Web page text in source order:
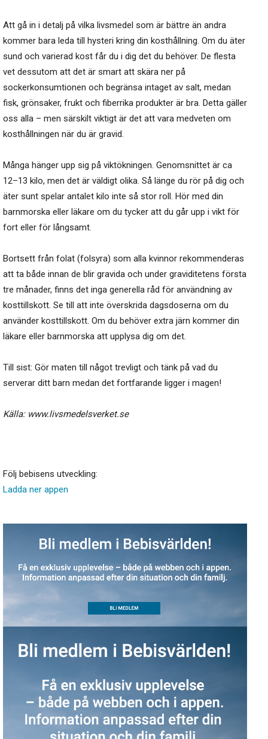
Att gå in i detalj på vilka livsmedel som är bättre än andra
kommer bara leda till hysteri kring din kosthållning. Om du äter
sund och varierad kost får du i dig det du behöver. De flesta
vet dessutom att det är smart att skära ner på
sockerkonsumtionen och begränsa intaget av salt, medan
fisk, grönsaker, frukt och fiberrika produkter är bra. Detta gäller
oss alla – men särskilt viktigt är det att vara medveten om
kosthållningen när du är gravid.
Många hänger upp sig på viktökningen. Genomsnittet är ca
12–13 kilo, men det är väldigt olika. Så länge du rör på dig och
äter sunt spelar antalet kilo inte så stor roll. Hör med din
barnmorska eller läkare om du tycker att du går upp i vikt för
fort eller för långsamt.
Bortsett från folat (folsyra) som alla kvinnor rekommenderas
att ta både innan de blir gravida och under graviditetens första
tre månader, finns det inga generella råd för användning av
kosttillskott. Se till att inte överskrida dagsdoserna om du
använder kosttillskott. Om du behöver extra järn kommer din
läkare eller barnmorska att upplysa dig om det.
Till sist: Gör maten till något trevligt och tänk på vad du
serverar ditt barn medan det fortfarande ligger i magen!
Källa: www.livsmedelsverket.se
Följ bebisens utveckling:
Ladda ner appen